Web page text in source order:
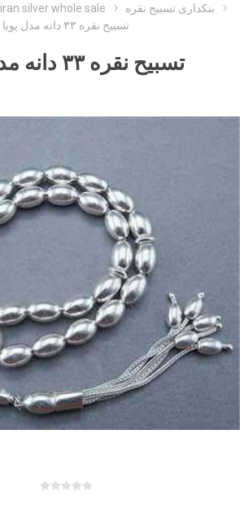
iran silver whole sale
تسبیح نقره ۳۳ دانه مدل پویا
تسبیح نقره ۳۳ دانه مدل پویا